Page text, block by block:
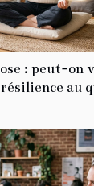
: peut-on
au